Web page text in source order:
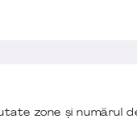
zone și numărul